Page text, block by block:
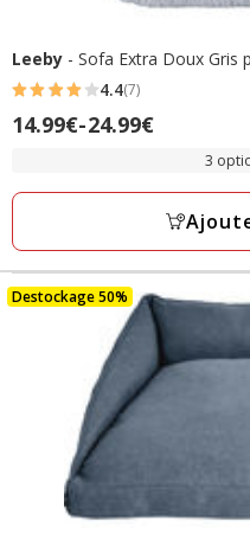
Leeby - Sofa Extra Doux Gris
4.4
étoiles
7
4.4(7)
Prix
à
24.99€
14.99€-24.99€
3
Destockage 50%